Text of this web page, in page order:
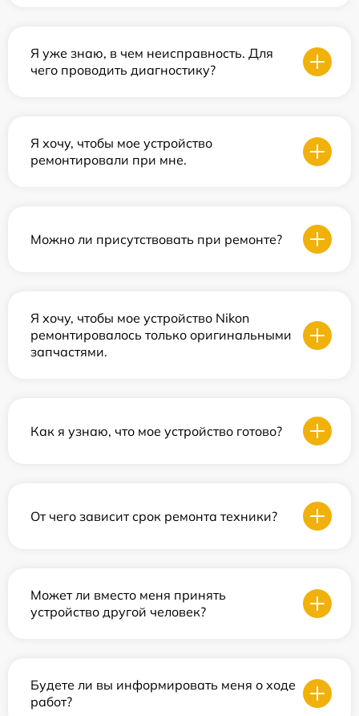
Я уже знаю, в чем неисправность. Для
чего проводить диагностику?
Я хочу, чтобы мое устройство
ремонтировали при мне.
Можно ли присутствовать при ремонте?
Я хочу, чтобы мое устройство Nikon
ремонтировалось только оригинальными
запчастями.
Как я узнаю, что мое устройство готово?
От чего зависит срок ремонта техники?
Может ли вместо меня принять
устройство другой человек?
Будете ли вы информировать меня о ходе
работ?